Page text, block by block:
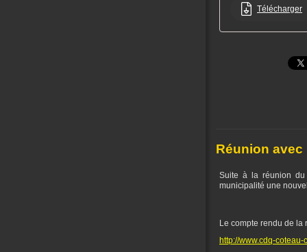
Télécharger
Réunion avec
Suite à la réunion du
municipalité une
Le compte rendu de
http://www.cdq-